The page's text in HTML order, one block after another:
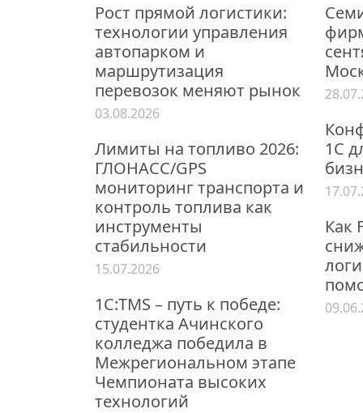
Рост прямой логистики:
технологии управления
автопарком и
маршрутизация
перевозок меняют рынок
03.08.2026
Лимиты на топливо 2026:
ГЛОНАСС/GPS
мониторинг транспорта и
контроль топлива как
инструменты
стабильности
15.07.2026
1С:TMS – путь к победе:
студентка Ачинского
колледжа победила в
Межрегиональном этапе
Чемпионата высоких
технологий
1С
Как